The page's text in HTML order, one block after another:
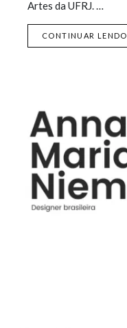
Artes da UFRJ. …
CONTINUAR LENDO